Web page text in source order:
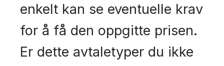
enkelt kan se eventuelle krav
for å få den oppgitte prisen.
Er dette avtaletyper du ikke